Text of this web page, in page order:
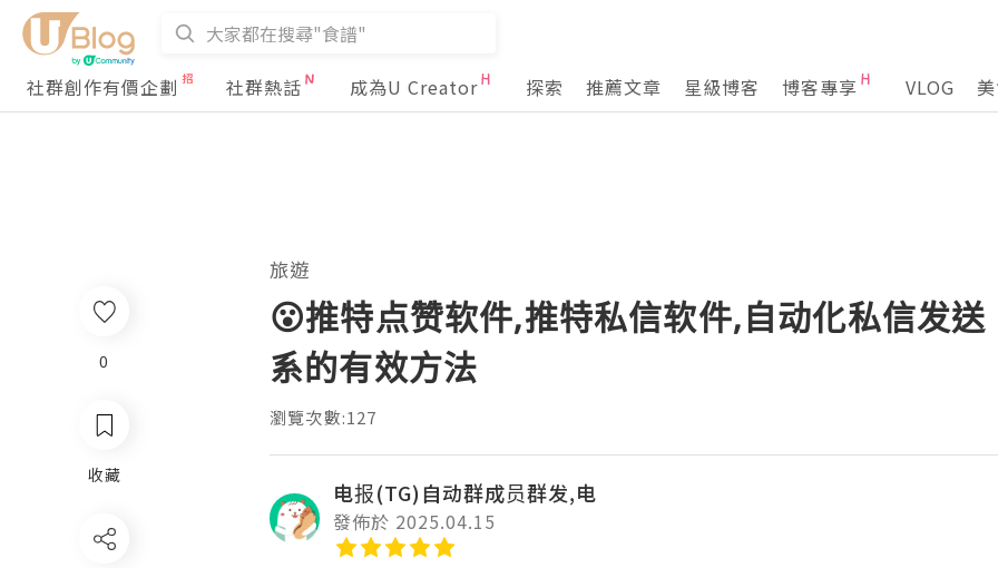
社群創作有價企劃 社群熱話 成為U Creator 探索 推薦文章 星級博客 博客專享 VLOG
旅遊
😮推特点赞软件,推特私信软件,自动化私信发
系的有效方法
瀏覽次數:127
电报(TG)自动群成员群发,电
發佈於 2025.04.15
0
收藏